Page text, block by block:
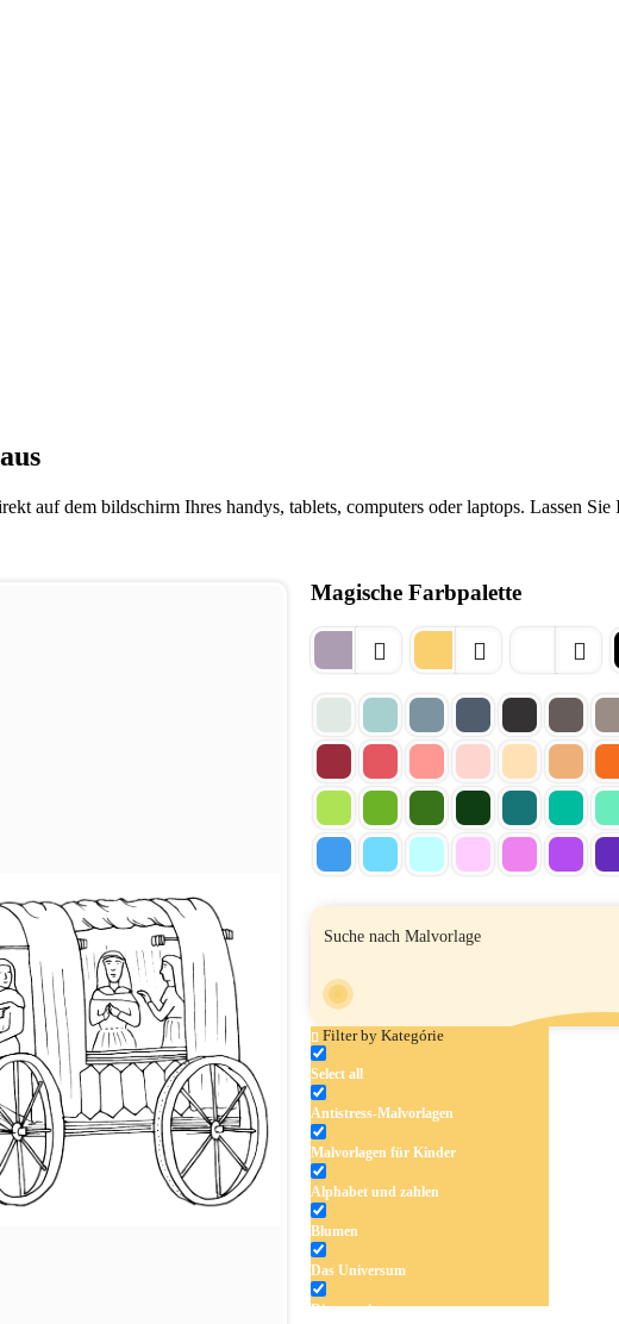
auf dem bildschirm Ihres handys, tablets, computers oder laptops. Lassen
Magische Farbpalette
Filter by Kategórie
Select all
Antistress-Malvorlagen
Malvorlagen für Kinder
Alphabet und zahlen
Blumen
Das Universum
Dinosaurier